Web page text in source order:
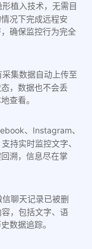
植入技术，无需目
况下完成远程安
确保监控行为完全
集数据自动上传至
，数据也不会丢
查看。
、Instagram、
持实时监控文字、
溯，信息尽在掌
聊天记录已被删
，包括文字、语
数据追踪。